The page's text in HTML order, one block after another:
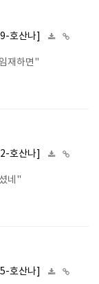
호산나]
재하면"
호산나]
네"
호산나]